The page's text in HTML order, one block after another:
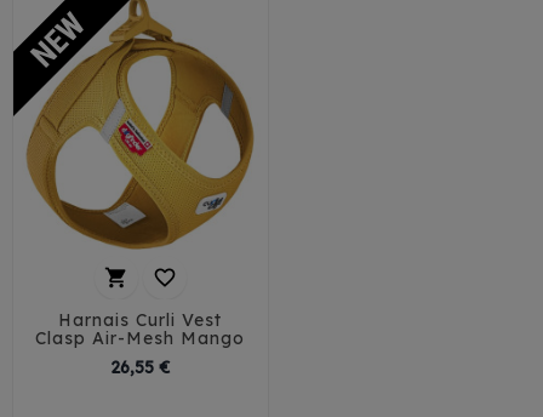
 
Harnais Curli Vest
Clasp Air-Mesh Mango
26,55 €Prix